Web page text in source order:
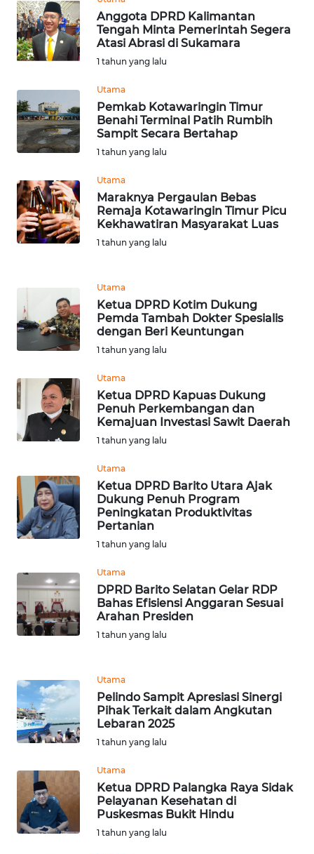
Anggota DPRD Kalimantan
Tengah Minta Pemerintah Segera
Atasi Abrasi di Sukamara
1 tahun yang lalu
Utama
Pemkab Kotawaringin Timur
Benahi Terminal Patih Rumbih
Sampit Secara Bertahap
1 tahun yang lalu
Utama
Maraknya Pergaulan Bebas
Remaja Kotawaringin Timur Picu
Kekhawatiran Masyarakat Luas
1 tahun yang lalu
Utama
Ketua DPRD Kotim Dukung
Pemda Tambah Dokter Spesialis
dengan Beri Keuntungan
1 tahun yang lalu
Utama
Ketua DPRD Kapuas Dukung
Penuh Perkembangan dan
Kemajuan Investasi Sawit Daerah
1 tahun yang lalu
Utama
Ketua DPRD Barito Utara Ajak
Dukung Penuh Program
Peningkatan Produktivitas
Pertanian
1 tahun yang lalu
Utama
DPRD Barito Selatan Gelar RDP
Bahas Efisiensi Anggaran Sesuai
Arahan Presiden
1 tahun yang lalu
Utama
Pelindo Sampit Apresiasi Sinergi
Pihak Terkait dalam Angkutan
Lebaran 2025
1 tahun yang lalu
Utama
Ketua DPRD Palangka Raya Sidak
Pelayanan Kesehatan di
Puskesmas Bukit Hindu
1 tahun yang lalu
WN
PRIANGAN
TIMUR
WN
SEMARANG
WN
SOLO
WN
BOROBUDUR
WN
SURABAYA
WN
WN
BINTAN
WN
LIKUPANG
LABUANBAJO
WN
BORNEO
Group
WAHANA
NEWS
WAHANA
TANI
WAHANA
ADVOKAT